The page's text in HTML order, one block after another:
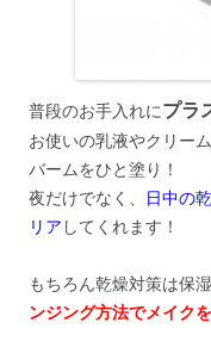
普段のお手入れにプラ
お使いの乳液やクリー
バームをひと塗り！
夜だけでなく、
日中の
リア してくれます！
もちろん乾燥対策は保
ンジング方法でメイク